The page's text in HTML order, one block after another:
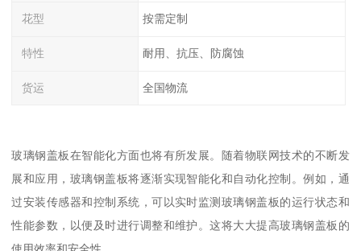
花型 按需定制
特性 耐用、抗压、防腐蚀
货运 全国物流
玻璃钢盖板在智能化方面也将有所发展。随着物联网技术的不断发
展和应用，玻璃钢盖板将逐渐实现智能化和自动化控制。例如，通
过安装传感器和控制系统，可以实时监测玻璃钢盖板的运行状态和
性能参数，以便及时进行调整和维护。这将大大提高玻璃钢盖板的